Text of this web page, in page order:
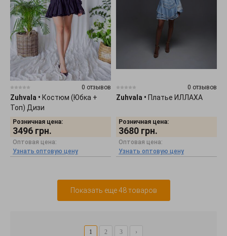
0 отзывов
Zuhvala • Костюм (Юбка +
Топ) Дизи
Розничная цена:
3496 грн.
Оптовая цена:
Узнать оптовую цену
0 отзывов
Zuhvala • Платье ИЛЛАХА
Розничная цена:
3680 грн.
Оптовая цена:
Узнать оптовую цену
Показать еще 48 товаров
1 2 3 ›